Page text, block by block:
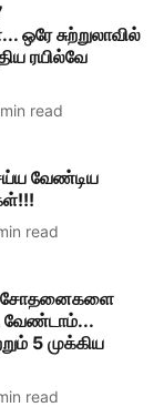
ஒரே சுற்றுலாவில்
ரயில்வே
min read
வேண்டிய
read
சோதனைகளை
வேண்டாம்...
5 முக்கிய
read